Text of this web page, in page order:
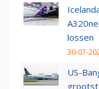
lossen
30-07-
US-